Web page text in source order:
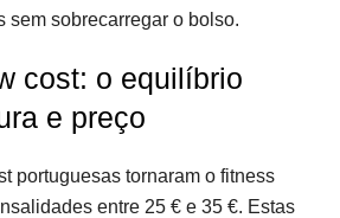
sem sobrecarregar o bolso.
cost: o equilíbrio
e preço
portuguesas tornaram o fitness
entre 25 € e 35 €. Estas